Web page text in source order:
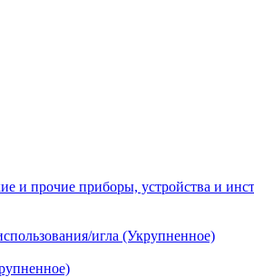
и прочие приборы, устройства и
игла (Укрупненное)